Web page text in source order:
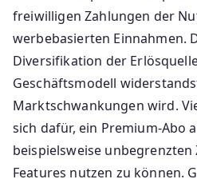
freiwilligen Zahlungen der
werbebasierten Einnahmen.
Diversifikation der
Geschäftsmodell
Marktschwankungen wird.
sich dafür, ein Premium-Abo
beispielsweise
Features nutzen zu können.